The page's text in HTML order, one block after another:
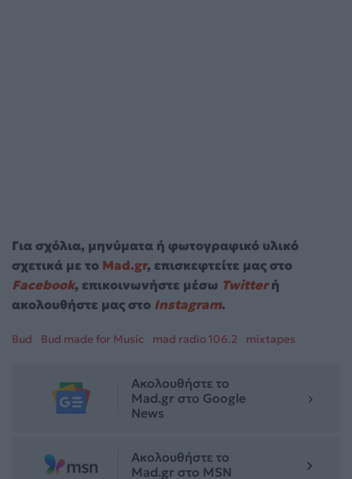
Για σχόλια, μηνύματα ή φωτογραφικό υλικό
σχετικά με το Mad.gr, επισκεφτείτε μας στο
Facebook, επικοινωνήστε μέσω Twitterή
ακολουθήστε μας στο Instagram.
Bud Bud made for Music mad radio 106.2 mixtapes
Ακολουθήστε το
Mad.gr στο Google
News
Ακολουθήστε το
Mad.gr στο MSN